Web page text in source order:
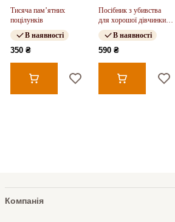
Тисяча пам’ятних
поцілунків
В наявності
350 ₴
Посібник з убивства
для хорошої дівчинки.
Книга 01
В наявності
590 ₴
Компанія